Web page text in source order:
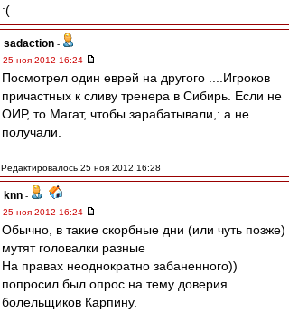
:(
sadaction -
25 ноя 2012 16:24
Посмотрел один еврей на другого ....Игроков
причастных к сливу тренера в Сибирь. Если не
ОИР, то Магат, чтобы зарабатывали,: а не
получали.
Редактировалось 25 ноя 2012 16:28
knn -
25 ноя 2012 16:24
Обычно, в такие скорбные дни (или чуть позже)
мутят головалки разные
На правах неоднократно забаненного))
попросил был опрос на тему доверия
болельщиков Карпину.